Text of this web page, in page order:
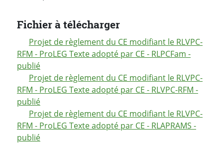
Fichier à télécharger
Projet de règlement du CE modifiant le RLVPC-
RFM - ProLEG Texte adopté par CE - RLPCFam -
publié
Projet de règlement du CE modifiant le RLVPC-
RFM - ProLEG Texte adopté par CE - RLVPC-RFM -
publié
Projet de règlement du CE modifiant le RLVPC-
RFM - ProLEG Texte adopté par CE - RLAPRAMS -
publié